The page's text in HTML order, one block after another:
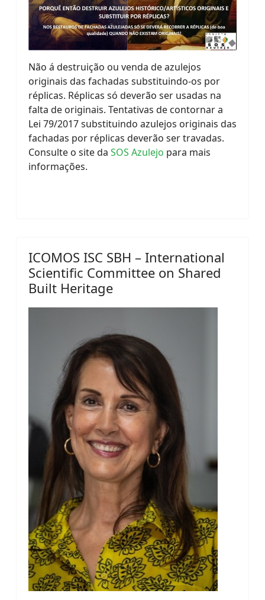
Não á destruição ou venda de azulejos
originais das fachadas substituindo-os por
réplicas. Réplicas só deverão ser usadas na
falta de originais. Tentativas de contornar a
Lei 79/2017 substituindo azulejos originais das
fachadas por réplicas deverão ser travadas.
Consulte o site da SOS Azulejo para mais
informações.
ICOMOS ISC SBH – International
Scientific Committee on Shared
Built Heritage